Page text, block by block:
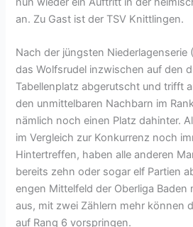
an. Zu Gast ist der TSV Knittlingen.
Nach der jüngsten Niederlagenserie
das Wolfsrudel inzwischen auf den
Tabellenplatz abgerutscht und trifft
den unmittelbaren Nachbarn im
nämlich noch einen Platz dahinter.
im Vergleich zur Konkurrenz noch
Hintertreffen, haben alle anderen
bereits zehn oder sogar elf Partien
engen Mittelfeld der Oberliga Baden
aus, mit zwei Zählern mehr können
auf Rang 6 vorspringen.